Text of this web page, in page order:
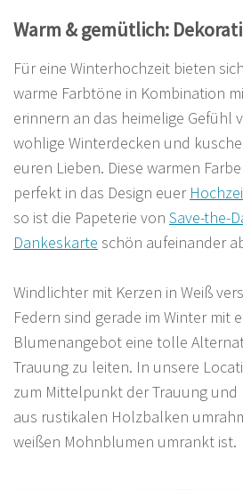
Warm & gemütlich:
Für eine Winterhochzeit bieten
warme Farbtöne in Kombination
erinnern an das heimelige Gefühl
wohlige Winterdecken und
euren Lieben. Diese warmen
perfekt in das Design euer
so ist die Papeterie von Save-the-
Dankeskarte schön aufeinander
Windlichter mit Kerzen in Weiß
Federn sind gerade im Winter mit
Blumenangebot eine tolle
Trauung zu leiten. In unsere
zum Mittelpunkt der Trauung und
aus rustikalen Holzbalken
weißen Mohnblumen umrankt ist.